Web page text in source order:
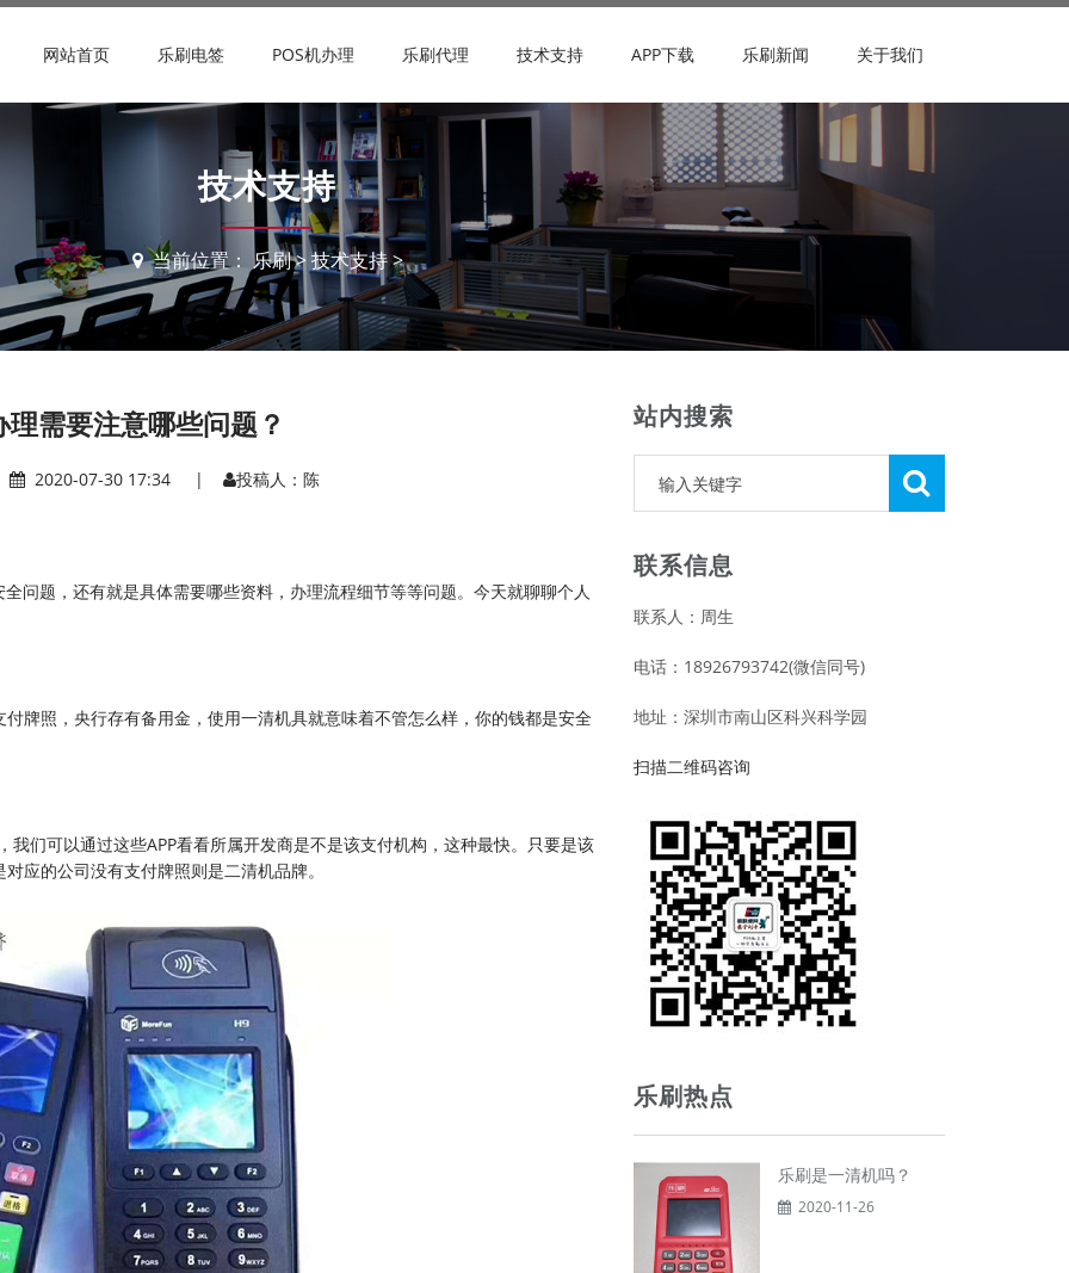
网站首页 乐刷电签 POS机办理 乐刷代理 技术支持 APP下载 乐刷新闻 关于我们
技术支持
当前位置： 乐刷>技术支持>
理需要注意哪些问题？
2020-07-30 17:34 | 投稿人：陈
问题，还有就是具体需要哪些资料，办理流程细节等等问题。今天就聊聊个人
牌照，央行存有备用金，使用一清机具就意味着不管怎么样，你的钱都是安全
我们可以通过这些APP看看所属开发商是不是该支付机构，这种最快。只要是该
应的公司没有支付牌照则是二清机品牌。
站内搜索
联系信息
联系人：周生
电话：18926793742(微信同号)
地址：深圳市南山区科兴科学园
扫描二维码咨询
乐刷热点
乐刷是一清机吗？
2020-11-26